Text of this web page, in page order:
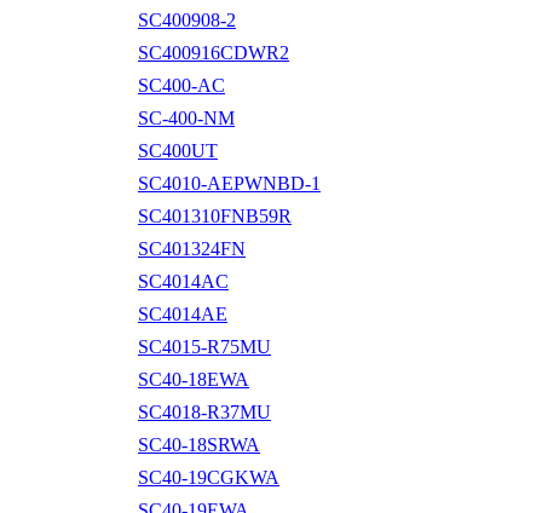
SC400908-2
SC400916CDWR2
SC400-AC
SC-400-NM
SC400UT
SC4010-AEPWNBD-1
SC401310FNB59R
SC401324FN
SC4014AC
SC4014AE
SC4015-R75MU
SC40-18EWA
SC4018-R37MU
SC40-18SRWA
SC40-19CGKWA